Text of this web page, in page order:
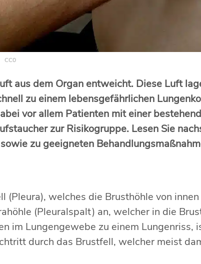
CC0
aus dem Organ entweicht. Diese Luft
zu einem lebensgefährlichen
vor allem Patienten mit einer
zur Risikogruppe. Lesen Sie
zu geeigneten
(Pleura), welches die Brusthöhle von
(Pleuralspalt) an, welcher in die
im Lungengewebe zu einem Lungenriss,
durch das Brustfell, welcher meist